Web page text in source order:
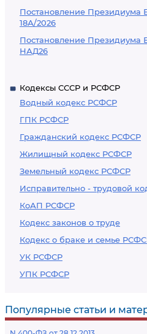
Постановление Президиума
18А/2026
Постановление Президиума
НАД26
Кодексы СССР и РСФСР
Водный кодекс РСФСР
ГПК РСФСР
Гражданский кодекс РСФСР
Жилищный кодекс РСФСР
Земельный кодекс РСФСР
Исправительно - трудовой
КоАП РСФСР
Кодекс законов о труде
Кодекс о браке и семье
УК РСФСР
УПК РСФСР
Популярные статьи и